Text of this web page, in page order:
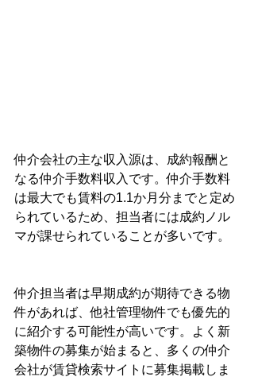
仲介会社の主な収入源は、成約報酬と
なる仲介手数料収入です。仲介手数料
は最大でも賃料の1.1か月分までと定め
られているため、担当者には成約ノル
マが課せられていることが多いです。
仲介担当者は早期成約が期待できる物
件があれば、他社管理物件でも優先的
に紹介する可能性が高いです。よく新
築物件の募集が始まると、多くの仲介
会社が賃貸検索サイトに募集掲載しま